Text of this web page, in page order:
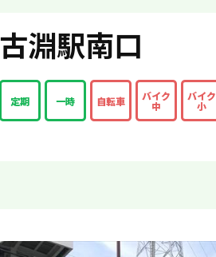
古淵駅南口
定期 一時 自転車 バイク
中
バイク
小